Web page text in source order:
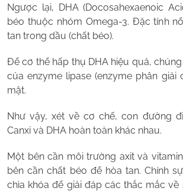
Ngược lại, DHA (Docosahexaenoic
béo thuộc nhóm Omega-3. Đặc tính
tan trong dầu (chất béo).
Để cơ thể hấp thụ DHA hiệu quả,
của enzyme lipase (enzyme phân giải
mật.
Như vậy, xét về cơ chế, con đường
Canxi và DHA hoàn toàn khác nhau.
Một bên cần môi trường axit và
bên cần chất béo để hòa tan. Chính
chìa khóa để giải đáp các thắc mắc